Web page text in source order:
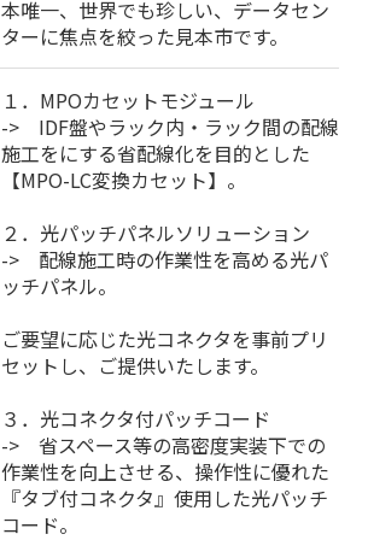
本唯一、世界でも珍しい、データセン
ターに焦点を絞った見本市です。
１．MPOカセットモジュール
-> IDF盤やラック内・ラック間の配線
施工をにする省配線化を目的とした
【MPO-LC変換カセット】。
２．光パッチパネルソリューション
-> 配線施工時の作業性を高める光パ
ッチパネル。
ご要望に応じた光コネクタを事前プリ
セットし、ご提供いたします。
３．光コネクタ付パッチコード
-> 省スペース等の高密度実装下での
作業性を向上させる、操作性に優れた
『タブ付コネクタ』使用した光パッチ
コード。